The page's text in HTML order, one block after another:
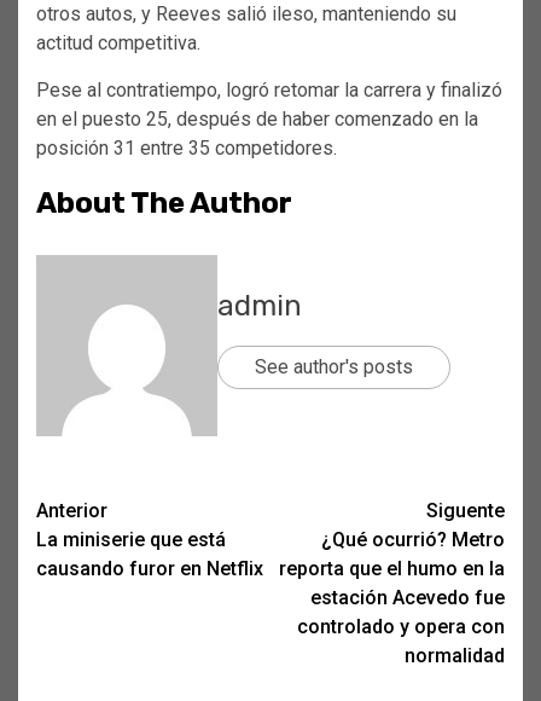
otros autos, y Reeves salió ileso, manteniendo su
actitud competitiva.
Pese al contratiempo, logró retomar la carrera y finalizó
en el puesto 25, después de haber comenzado en la
posición 31 entre 35 competidores.
About The Author
admin
See author's posts
Post
navigation
Anterior
La miniserie que está
causando furor en Netflix
Siguente
¿Qué ocurrió? Metro
reporta que el humo en la
estación Acevedo fue
controlado y opera con
normalidad